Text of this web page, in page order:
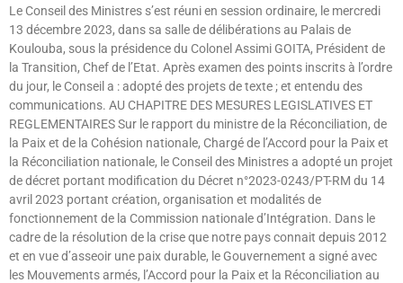
Le Conseil des Ministres s’est réuni en session ordinaire, le mercredi
13 décembre 2023, dans sa salle de délibérations au Palais de
Koulouba, sous la présidence du Colonel Assimi GOITA, Président de
la Transition, Chef de l’Etat. Après examen des points inscrits à l’ordre
du jour, le Conseil a : adopté des projets de texte ; et entendu des
communications. AU CHAPITRE DES MESURES LEGISLATIVES ET
REGLEMENTAIRES Sur le rapport du ministre de la Réconciliation, de
la Paix et de la Cohésion nationale, Chargé de l’Accord pour la Paix et
la Réconciliation nationale, le Conseil des Ministres a adopté un projet
de décret portant modification du Décret n°2023-0243/PT-RM du 14
avril 2023 portant création, organisation et modalités de
fonctionnement de la Commission nationale d’Intégration. Dans le
cadre de la résolution de la crise que notre pays connait depuis 2012
et en vue d’asseoir une paix durable, le Gouvernement a signé avec
les Mouvements armés, l’Accord pour la Paix et la Réconciliation au